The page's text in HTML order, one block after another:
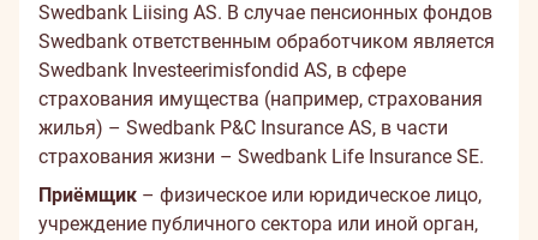
Swedbank Liising AS. В случае пенсионных фондов
Swedbank ответственным обработчиком является
Swedbank Investeerimisfondid AS, в сфере
страхования имущества (например, страхования
жилья) – Swedbank P&C Insurance AS, в части
страхования жизни – Swedbank Life Insurance SE.
Приёмщик – физическое или юридическое лицо,
учреждение публичного сектора или иной орган,